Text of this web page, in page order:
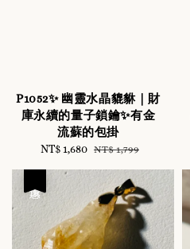
P1052✨ 幽靈水晶貔貅｜財
庫永續的量子鎖鑰✨有金
流蘇的包掛
Sale
NT$ 1,680 Regular
NT$ 1,799